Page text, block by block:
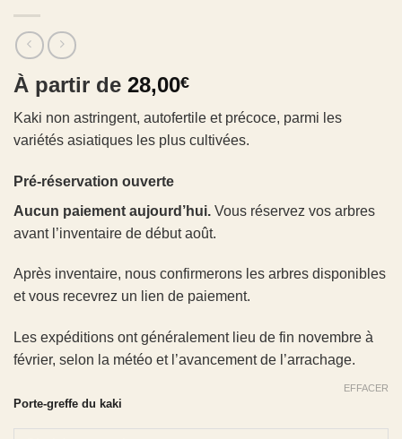
À partir de 28,00€
Kaki non astringent, autofertile et précoce, parmi les
variétés asiatiques les plus cultivées.
Pré-réservation ouverte
Aucun paiement aujourd’hui. Vous réservez vos arbres
avant l’inventaire de début août.
Après inventaire, nous confirmerons les arbres disponibles
et vous recevrez un lien de paiement.
Les expéditions ont généralement lieu de fin novembre à
février, selon la météo et l’avancement de l’arrachage.
Porte-greffe du kaki
EFFACER